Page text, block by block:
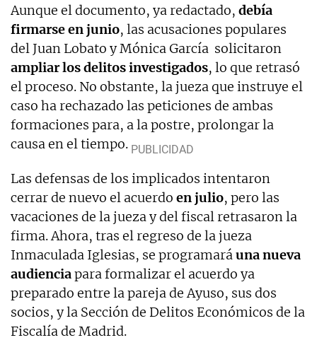
Aunque el documento, ya redactado, debía
firmarse en junio, las acusaciones populares
del Juan Lobato y Mónica García solicitaron
ampliar los delitos investigados, lo que retrasó
el proceso. No obstante, la jueza que instruye el
caso ha rechazado las peticiones de ambas
formaciones para, a la postre, prolongar la
causa en el tiempo.
Las defensas de los implicados intentaron
cerrar de nuevo el acuerdo en julio, pero las
vacaciones de la jueza y del fiscal retrasaron la
firma. Ahora, tras el regreso de la jueza
Inmaculada Iglesias, se programaráuna nueva
audienciapara formalizar el acuerdo ya
preparado entre la pareja de Ayuso, sus dos
socios, y la Sección de Delitos Económicos de la
Fiscalía de Madrid.